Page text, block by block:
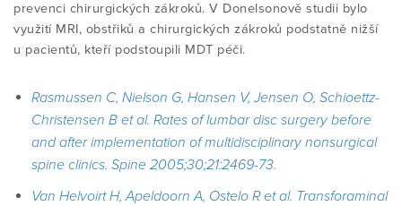
prevenci chirurgických zákroků. V Donelsonově studii bylo
využití MRI, obstřiků a chirurgických zákroků podstatně nižší
u pacientů, kteří podstoupili MDT péči.
Rasmussen C, Nielson G, Hansen V, Jensen O, Schioettz-
Christensen B et al. Rates of lumbar disc surgery before
and after implementation of multidisciplinary nonsurgical
spine clinics. Spine 2005;30;21:2469-73.
Van Helvoirt H, Apeldoorn A, Ostelo R et al. Transforaminal